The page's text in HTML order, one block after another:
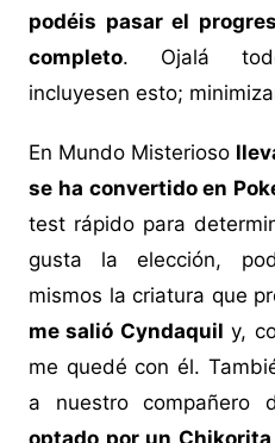
podéis pasar el
completo. Ojalá
incluyesen esto;
En Mundo Misterioso
se ha convertido en
test rápido para
gusta la elección,
mismos la criatura que
me salió Cyndaquil y,
me quedé con él.
a nuestro compañero